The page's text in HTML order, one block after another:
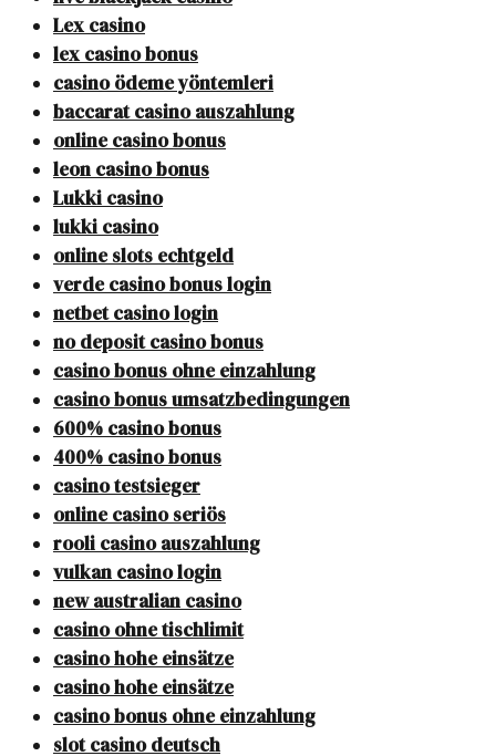
Lex casino
lex casino bonus
casino ödeme yöntemleri
baccarat casino auszahlung
online casino bonus
leon casino bonus
Lukki casino
lukki casino
online slots echtgeld
verde casino bonus login
netbet casino login
no deposit casino bonus
casino bonus ohne einzahlung
casino bonus umsatzbedingungen
600% casino bonus
400% casino bonus
casino testsieger
online casino seriös
rooli casino auszahlung
vulkan casino login
new australian casino
casino ohne tischlimit
casino hohe einsätze
casino hohe einsätze
casino bonus ohne einzahlung
slot casino deutsch